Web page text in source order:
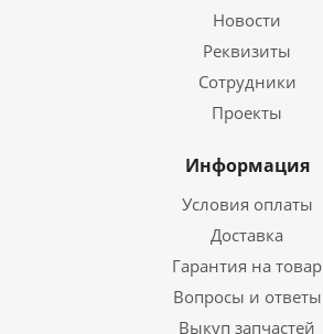
Новости
Реквизиты
Сотрудники
Проекты
Информация
Условия оплаты
Доставка
Гарантия на товар
Вопросы и ответы
Выкуп запчастей